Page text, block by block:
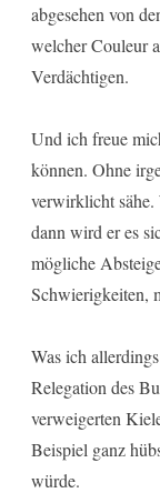
abgesehen von
welcher Couleur
Verdächtigen.
Und ich freue
können. Ohne
verwirklicht sähe.
dann wird er es
mögliche
Schwierigkeiten,
Was ich
Relegation des
verweigerten
Beispiel ganz
würde.